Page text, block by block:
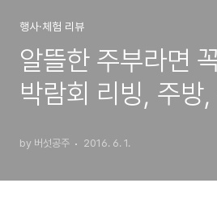
행사·체험 리뷰
알뜰한 주부라면
박람회 리빙, 주방
회/리빙박람회]
by 버섯공주 2016. 6. 1.